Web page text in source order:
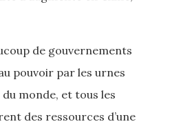
de gouvernements
pouvoir par les urnes
monde, et tous les
des ressources d’une